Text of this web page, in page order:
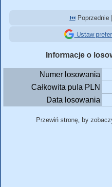
⏮️Poprzednie
Ustaw
Informacje o
Numer losowania
Całkowita pula PLN
Data losowania
Przewiń stronę, by